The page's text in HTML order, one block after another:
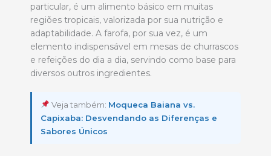
particular, é um alimento básico em muitas
regiões tropicais, valorizada por sua nutrição e
adaptabilidade. A farofa, por sua vez, é um
elemento indispensável em mesas de churrascos
e refeições do dia a dia, servindo como base para
diversos outros ingredientes.
Veja também: Moqueca Baiana vs.
Capixaba: Desvendando as Diferenças e
Sabores Únicos